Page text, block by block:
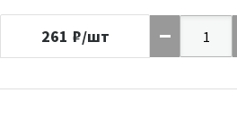
261 ₽/шт